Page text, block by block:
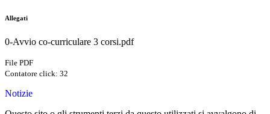
Allegati
0-Avvio co-curriculare 3 corsi.pdf
File PDF
Contatore click: 32
Notizie